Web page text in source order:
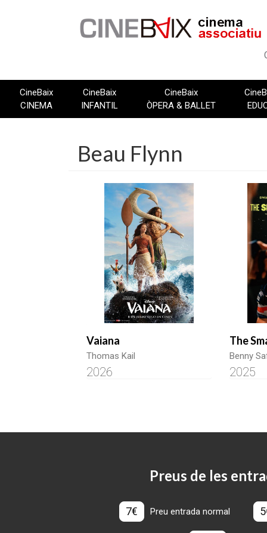
CineBaix
CINEMA
CineBaix
INFANTIL
CineBaix
ÒPERA & BALLET
Beau Flynn
Vaiana
Thomas Kail
2026
The
Benny
2025
Preus de les
7€ Preu entrada normal